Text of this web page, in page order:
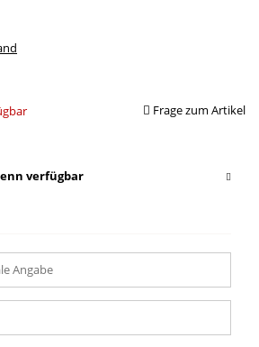
Frage zum Artikel
verfügbar
Angabe